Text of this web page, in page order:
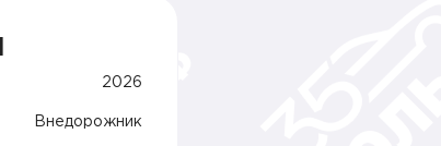
2026
Внедорожник